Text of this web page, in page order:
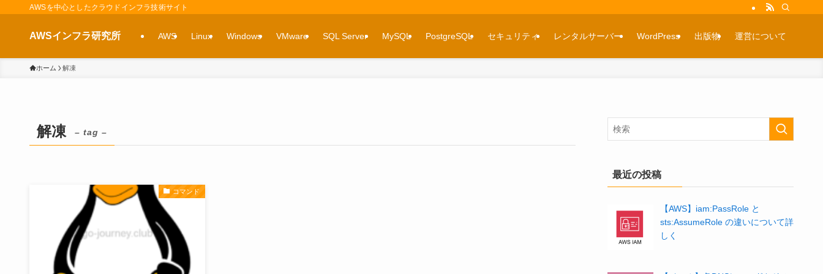
AWSを中心としたクラウドインフラ技術サイト
AWSインフラ研究所 AWS Linux Windows VMware SQL Server MySQL PostgreSQL セキュリティ レンタルサーバー WordPress 出版物 運営について
ホーム 解凍
解凍 – tag –
コマンド
最近の投稿
【AWS】iam:PassRole と
sts:AssumeRole の違いについて詳
しく